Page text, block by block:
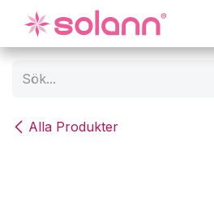
Hoppa till innehåll
Alla Produkter